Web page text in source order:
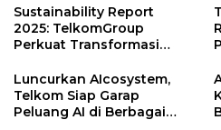
Tumbuh 16,73% Pada Mei
2026
Sustainability Report
2025: TelkomGroup
Perkuat Transformasi
untuk Pertumbuhan
Berkelanjutan
Luncurkan AIcosystem,
Telkom Siap Garap
Peluang AI di Berbagai